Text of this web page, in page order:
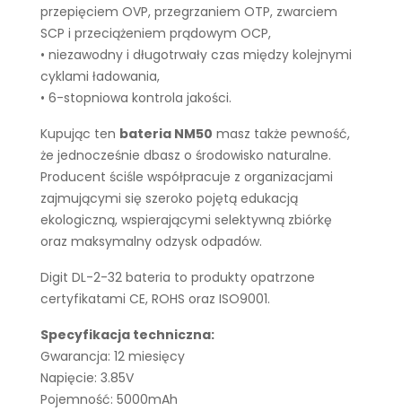
przepięciem OVP, przegrzaniem OTP, zwarciem
SCP i przeciążeniem prądowym OCP,
• niezawodny i długotrwały czas między kolejnymi
cyklami ładowania,
• 6-stopniowa kontrola jakości.
Kupując ten bateria NM50 masz także pewność,
że jednocześnie dbasz o środowisko naturalne.
Producent ściśle współpracuje z organizacjami
zajmującymi się szeroko pojętą edukacją
ekologiczną, wspierającymi selektywną zbiórkę
oraz maksymalny odzysk odpadów.
Digit DL-2-32 bateria to produkty opatrzone
certyfikatami CE, ROHS oraz ISO9001.
Specyfikacja techniczna:
Gwarancja: 12 miesięcy
Napięcie: 3.85V
Pojemność: 5000mAh